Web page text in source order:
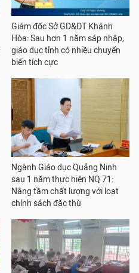
Giám đốc Sở GD&ĐT Khánh
Hòa: Sau hơn 1 năm sáp nhập,
giáo dục tỉnh có nhiều chuyển
biến tích cực
Ngành Giáo dục Quảng Ninh
sau 1 năm thực hiện NQ 71:
Nâng tầm chất lượng với loạt
chính sách đặc thù